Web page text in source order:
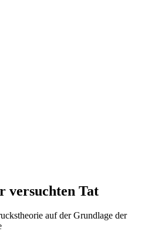
versuchten Tat
auf der Grundlage der